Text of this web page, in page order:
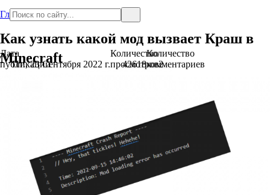
Главная
Как узнать какой мод вызвает Краш в
Minecraft
Дата
публикации
Пт., 23 Сентября 2022 г.
Количество
просмотров
42618
Количество
комментариев
2